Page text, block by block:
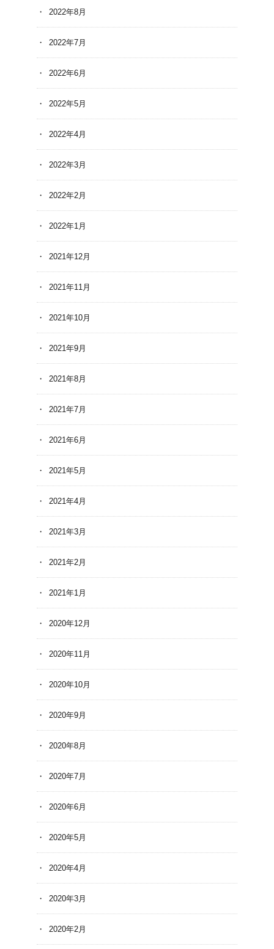
2022年8月
2022年7月
2022年6月
2022年5月
2022年4月
2022年3月
2022年2月
2022年1月
2021年12月
2021年11月
2021年10月
2021年9月
2021年8月
2021年7月
2021年6月
2021年5月
2021年4月
2021年3月
2021年2月
2021年1月
2020年12月
2020年11月
2020年10月
2020年9月
2020年8月
2020年7月
2020年6月
2020年5月
2020年4月
2020年3月
2020年2月